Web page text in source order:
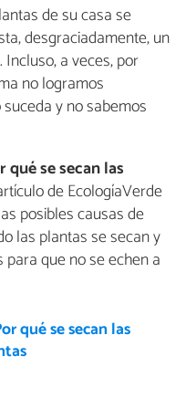
de su casa se
desgraciadamente, un
a veces, por
no logramos
y no sabemos
qué se secan las
de EcologíaVerde
posibles causas de
las plantas se secan y
que no se echen a
qué se secan las